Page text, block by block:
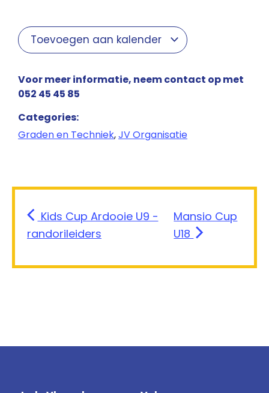
Voor meer informatie, neem contact op met
052 45 45 85
Categories:
Graden en Techniek,JV Organisatie
Toevoegen aan kalender
Kids Cup Ardooie U9 -
randorileiders
Mansio Cup
U18